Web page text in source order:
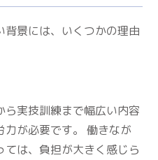
景には、いくつかの理由
実技訓練まで幅広い内容
が必要です。 働きなが
ては、負担が大きく感じら